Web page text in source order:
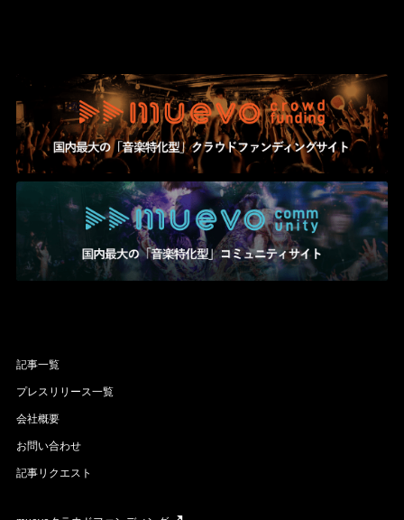
記事一覧
プレスリリース一覧
会社概要
お問い合わせ
記事リクエスト